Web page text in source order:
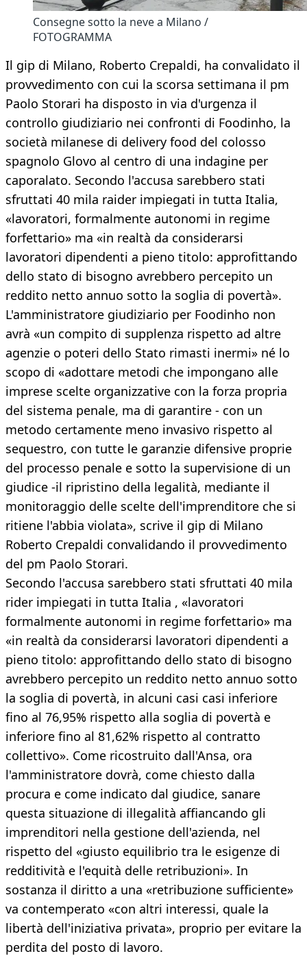
Consegne sotto la neve a Milano /
FOTOGRAMMA
Il gip di Milano, Roberto Crepaldi, ha convalidato il
provvedimento con cui la scorsa settimana il pm
Paolo Storari ha disposto in via d'urgenza il
controllo giudiziario nei confronti di Foodinho, la
società milanese di delivery food del colosso
spagnolo Glovo al centro di una indagine per
caporalato. Secondo l'accusa sarebbero stati
sfruttati 40 mila raider impiegati in tutta Italia,
«lavoratori, formalmente autonomi in regime
forfettario» ma «in realtà da considerarsi
lavoratori dipendenti a pieno titolo: approfittando
dello stato di bisogno avrebbero percepito un
reddito netto annuo sotto la soglia di povertà».
L'amministratore giudiziario per Foodinho non
avrà «un compito di supplenza rispetto ad altre
agenzie o poteri dello Stato rimasti inermi» né lo
scopo di «adottare metodi che impongano alle
imprese scelte organizzative con la forza propria
del sistema penale, ma di garantire - con un
metodo certamente meno invasivo rispetto al
sequestro, con tutte le garanzie difensive proprie
del processo penale e sotto la supervisione di un
giudice -il ripristino della legalità, mediante il
monitoraggio delle scelte dell'imprenditore che si
ritiene l'abbia violata», scrive il gip di Milano
Roberto Crepaldi convalidando il provvedimento
del pm Paolo Storari.
Secondo l'accusa sarebbero stati sfruttati 40 mila
rider impiegati in tutta Italia , «lavoratori
formalmente autonomi in regime forfettario» ma
«in realtà da considerarsi lavoratori dipendenti a
pieno titolo: approfittando dello stato di bisogno
avrebbero percepito un reddito netto annuo sotto
la soglia di povertà, in alcuni casi casi inferiore
fino al 76,95% rispetto alla soglia di povertà e
inferiore fino al 81,62% rispetto al contratto
collettivo». Come ricostruito dall'Ansa, ora
l'amministratore dovrà, come chiesto dalla
procura e come indicato dal giudice, sanare
questa situazione di illegalità affiancando gli
imprenditori nella gestione dell'azienda, nel
rispetto del «giusto equilibrio tra le esigenze di
redditività e l'equità delle retribuzioni». In
sostanza il diritto a una «retribuzione sufficiente»
va contemperato «con altri interessi, quale la
libertà dell'iniziativa privata», proprio per evitare la
perdita del posto di lavoro.